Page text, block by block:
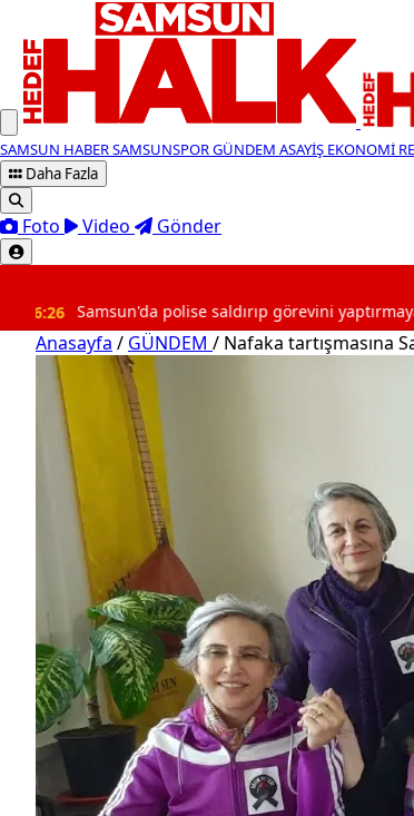
SAMSUN HABERSAMSUNSPORGÜNDEM ASAYİŞ EKONOMİ
Daha Fazla
Foto Video Gönder
polise saldırıp görevini yaptırmayan 2 şüpheli
Anasayfa / GÜNDEM / Nafaka tartışmasına